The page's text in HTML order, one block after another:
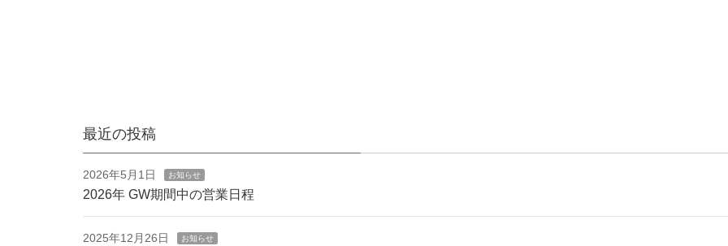
最近の投稿
2026年5月1日 お知らせ
2026年 GW期間中の営業日程
2025年12月26日 お知らせ